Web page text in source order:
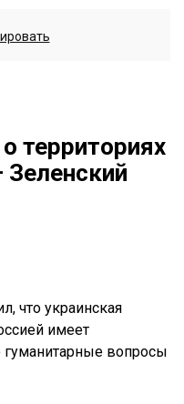
территориях
Зеленский
что украинская
имеет
гуманитарные вопросы